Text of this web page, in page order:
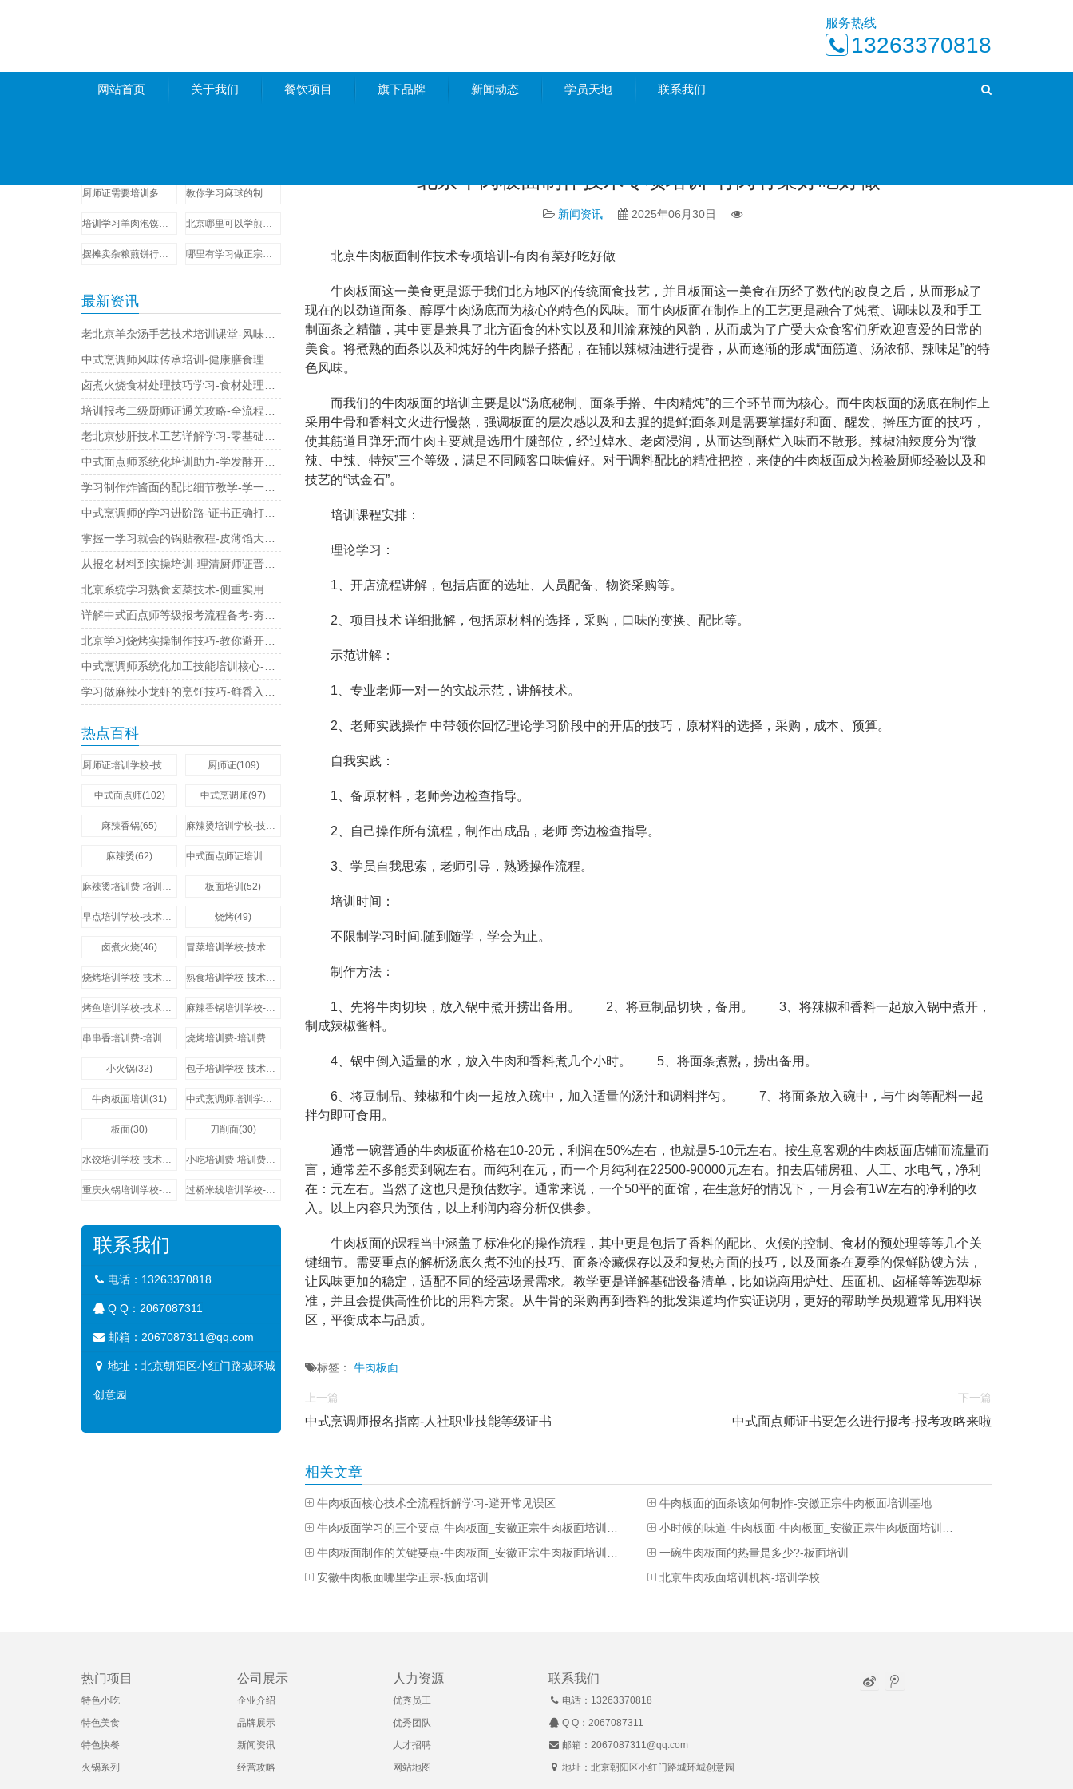
服务热线
13263370818
网站首页 关于我们 餐饮项目 旗下品牌 新闻动态 学员天地 联系我们
北京牛肉板面制作技术专项培训-有肉有菜好吃好做
新闻资讯 2025年06月30日
北京牛肉板面制作技术专项培训-有肉有菜好吃好做
牛肉板面这一美食更是源于我们北方地区的传统面食技艺，并且板面这一美食在历经了数代的改良之后，从而形成了
现在的以劲道面条、醇厚牛肉汤底而为核心的特色的风味。而牛肉板面在制作上的工艺更是融合了炖煮、调味以及和手工
制面条之精髓，其中更是兼具了北方面食的朴实以及和川渝麻辣的风韵，从而成为了广受大众食客们所欢迎喜爱的日常的
美食。将煮熟的面条以及和炖好的牛肉臊子搭配，在辅以辣椒油进行提香，从而逐渐的形成“面筋道、汤浓郁、辣味足”的特
色风味。
而我们的牛肉板面的培训主要是以“汤底秘制、面条手擀、牛肉精炖”的三个环节而为核心。而牛肉板面的汤底在制作上
采用牛骨和香料文火进行慢熬，强调板面的层次感以及和去腥的提鲜;面条则是需要掌握好和面、醒发、擀压方面的技巧，
使其筋道且弹牙;而牛肉主要就是选用牛腱部位，经过焯水、老卤浸润，从而达到酥烂入味而不散形。辣椒油辣度分为“微
辣、中辣、特辣”三个等级，满足不同顾客口味偏好。对于调料配比的精准把控，来使的牛肉板面成为检验厨师经验以及和
技艺的“试金石”。
培训课程安排：
理论学习：
1、开店流程讲解，包括店面的选址、人员配备、物资采购等。
2、项目技术 详细批解，包括原材料的选择，采购，口味的变换、配比等。
示范讲解：
1、专业老师一对一的实战示范，讲解技术。
2、老师实践操作 中带领你回忆理论学习阶段中的开店的技巧，原材料的选择，采购，成本、预算。
自我实践：
1、备原材料，老师旁边检查指导。
2、自己操作所有流程，制作出成品，老师 旁边检查指导。
3、学员自我思索，老师引导，熟透操作流程。
培训时间：
不限制学习时间,随到随学，学会为止。
制作方法：
1、先将牛肉切块，放入锅中煮开捞出备用。 2、将豆制品切块，备用。 3、将辣椒和香料一起放入锅中煮开，
制成辣椒酱料。
4、锅中倒入适量的水，放入牛肉和香料煮几个小时。 5、将面条煮熟，捞出备用。
6、将豆制品、辣椒和牛肉一起放入碗中，加入适量的汤汁和调料拌匀。 7、将面条放入碗中，与牛肉等配料一起
拌匀即可食用。
通常一碗普通的牛肉板面价格在10-20元，利润在50%左右，也就是5-10元左右。按生意客观的牛肉板面店铺而流量而
言，通常差不多能卖到碗左右。而纯利在元，而一个月纯利在22500-90000元左右。扣去店铺房租、人工、水电气，净利
在：元左右。当然了这也只是预估数字。通常来说，一个50平的面馆，在生意好的情况下，一月会有1W左右的净利的收
入。以上内容只为预估，以上利润内容分析仅供参。
牛肉板面的课程当中涵盖了标准化的操作流程，其中更是包括了香料的配比、火候的控制、食材的预处理等等几个关
键细节。需要重点的解析汤底久煮不浊的技巧、面条冷藏保存以及和复热方面的技巧，以及面条在夏季的保鲜防馊方法，
让风味更加的稳定，适配不同的经营场景需求。教学更是详解基础设备清单，比如说商用炉灶、压面机、卤桶等等选型标
准，并且会提供高性价比的用料方案。从牛骨的采购再到香料的批发渠道均作实证说明，更好的帮助学员规避常见用料误
区，平衡成本与品质。
标签： 牛肉板面
上一篇
中式烹调师报名指南-人社职业技能等级证书
下一篇
中式面点师证书要怎么进行报考-报考攻略来啦
相关文章
牛肉板面核心技术全流程拆解学习-避开常见误区
牛肉板面的面条该如何制作-安徽正宗牛肉板面培训基地
一碗牛肉板面的热量是多少?-板面培训
安徽牛肉板面哪里学正宗-板面培训
北京牛肉板面培训机构-培训学校
厨师证需要培训多少时间-证书申请材料 教你学习麻球的制作方法和教程-随到随学
培训学习羊肉泡馍的学校-做法可简单了 北京哪里可以学煎饼果子技术？
摆摊卖杂粮煎饼行不行？在哪里可以学到正宗的杂粮煎饼技术？ 哪里有学习做正宗的木桶饭技术夏季速成班
最新资讯
热点百科
厨师证培训学校-技术培训费用多少钱(273) 厨师证(109)
中式面点师(102) 中式烹调师(97)
麻辣香锅(65) 麻辣烫培训学校-技术培训费用多少钱(64)
麻辣烫(62) 中式面点师证培训学校-技术培训费用多少钱(58)
麻辣烫培训费-培训费用多少钱(57) 板面培训(52)
早点培训学校-技术培训费用多少钱(51) 烧烤(49)
卤煮火烧(46) 冒菜培训学校-技术培训费用多少钱(44)
烧烤培训学校-技术培训费用多少钱(44) 熟食培训学校-技术培训费用多少钱(44)
烤鱼培训学校-技术培训费用多少钱(42) 麻辣香锅培训学校-技术培训费用多少钱(37)
串串香培训费-培训费用多少钱(35) 烧烤培训费-培训费用多少钱(34)
小火锅(32) 包子培训学校-技术培训费用多少钱(32)
牛肉板面培训(31) 中式烹调师培训学校-技术培训费用多少钱(31)
板面(30) 刀削面(30)
水饺培训学校-技术培训费用多少钱(29) 小吃培训费-培训费用多少钱(29)
重庆火锅培训学校-技术培训费用多少钱(27) 过桥米线培训学校-技术培训费用多少钱(27)
联系我们
电话：13263370818
Q Q： 2067087311
邮箱：2067087311@qq.com
地址：北京朝阳区小红门路城环城
创意园
热门项目
特色小吃
特色美食
特色快餐
火锅系列
公司展示
企业介绍
品牌展示
新闻资讯
经营攻略
人力资源
优秀员工
优秀团队
人才招聘
网站地图
联系我们
电话：13263370818
Q Q： 2067087311
邮箱：2067087311@qq.com
地址：北京朝阳区小红门路城环城创意园